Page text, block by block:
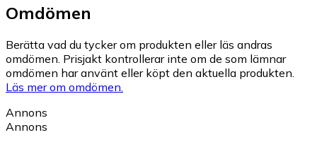
Omdömen
Berätta vad du tycker om produkten eller läs andras
omdömen. Prisjakt kontrollerar inte om de som lämnar
omdömen har använt eller köpt den aktuella produkten.
Läs mer om omdömen.
Annons
Annons